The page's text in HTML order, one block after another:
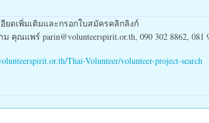
ยดเพิ่มเติมและกรอกใบสมัครคลิกลิงก์
คุณแพร์ parin@volunteerspirit.or.th, 090 302 8862, 081
Thai-Volunteer/volunteer-project-search